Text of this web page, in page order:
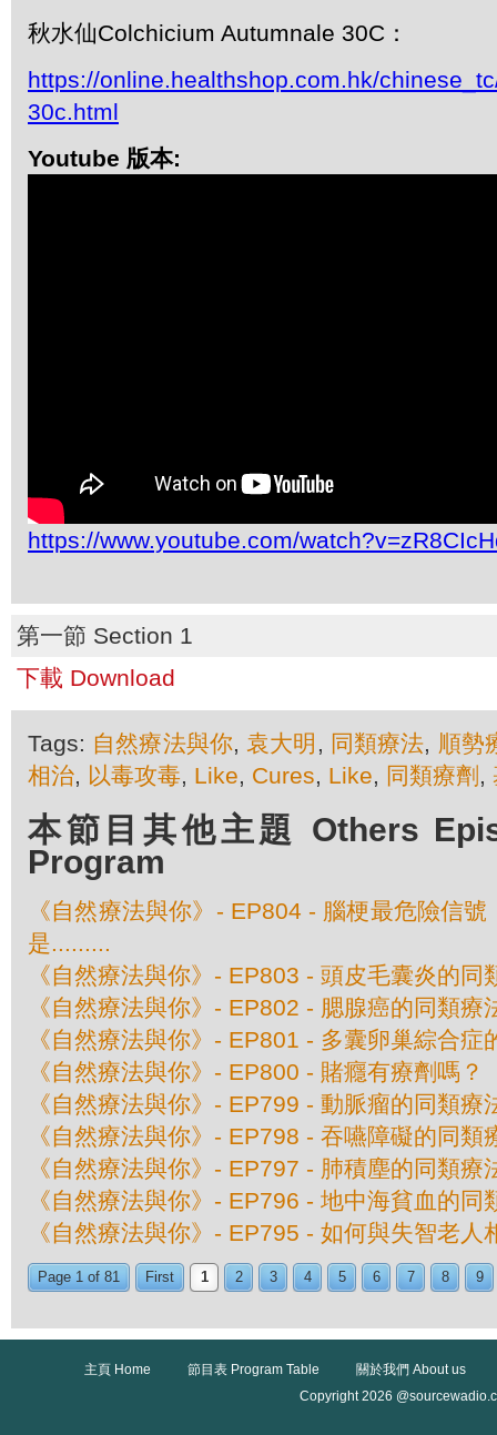
秋水仙Colchicium Autumnale 30C：
https://online.healthshop.com.hk/
30c.html
Youtube 版本:
https://www.youtube.com/
第一節 Section 1
下載 Download
Tags: 自然療法與你,袁大明 , 同類療法, 順勢
相治, 以毒攻毒, Like, Cures, Like, 同類療劑 ,
本節目其他主題 Others
Program
《自然療法與你》- EP804 - 腦梗最危險信
是.........
《自然療法與你》- EP803 - 頭皮毛囊炎的同
《自然療法與你》- EP802 - 腮腺癌的同類療
《自然療法與你》- EP801 - 多囊卵巢綜合症
《自然療法與你》- EP800 - 賭癮有療劑嗎？
《自然療法與你》- EP799 - 動脈瘤的同類療
《自然療法與你》- EP798 - 吞嚥障礙的同類
《自然療法與你》- EP797 - 肺積塵的同類療
《自然療法與你》- EP796 - 地中海貧血的同
《自然療法與你》- EP795 - 如何與失智老人
Page 1 of 81 First 1 2 3 4 5 6 7 8 9
主頁 Home 節目表 Program Table
關於我們 About us
Copyright 2026